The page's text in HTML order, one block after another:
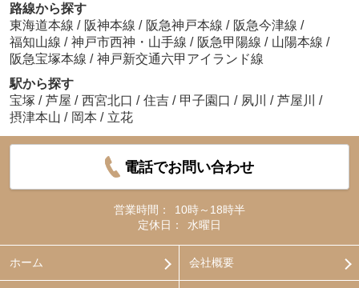
路線から探す
東海道本線 / 阪神本線 / 阪急神戸本線 / 阪急今津線 /
福知山線 / 神戸市西神・山手線 / 阪急甲陽線 / 山陽本線 /
阪急宝塚本線 / 神戸新交通六甲アイランド線
駅から探す
宝塚 / 芦屋 / 西宮北口 / 住吉 / 甲子園口 / 夙川 / 芦屋川
/
摂津本山 / 岡本 / 立花
電話でお問い合わせ
営業時間：
10時～18時半
定休日：
水曜日
ホーム 会社概要